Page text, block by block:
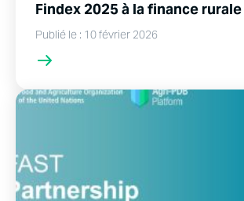
Findex 2025 à la finance rurale
Publié le : 10 février 2026